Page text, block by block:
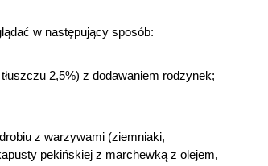
w następujący sposób:
2,5%) z dodawaniem rodzynek;
z warzywami (ziemniaki,
pekińskiej z marchewką z olejem,